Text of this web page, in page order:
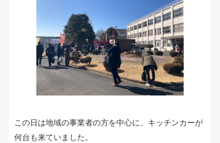
この日は地域の事業者の方を中心に、キッチンカーが
何台も来ていました。